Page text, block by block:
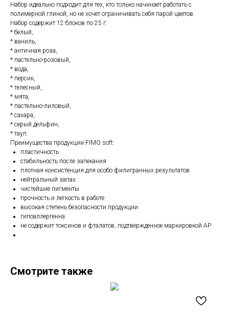
Набор идеально подходит для тех, кто только начинает работать с
полимерной глиной, но не хочет ограничивать себя парой цветов.
Набор содержит 12 блоков по 25 г:
* белый,
* ваниль,
* античная роза,
* пастельно-розовый,
* вода,
* персик,
* телесный,
* мята,
* пастельно-лиловый,
* сахара,
* серый дельфин,
* тауп.
Преимущества продукции FIMO soft:
пластичность
стабильность после запекания
плотная консистенция для особо филигранных результатов
нейтральный запах
чистейшие пигменты
прочность и легкость в работе
высокая степень безопасности продукции
гипоаллергенна
не содержит токсинов и фталатов, подтвержденное маркировкой AP
Смотрите также